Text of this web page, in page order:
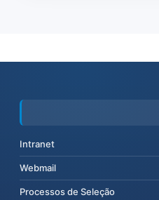
Intranet
Webmail
Processos de Seleção